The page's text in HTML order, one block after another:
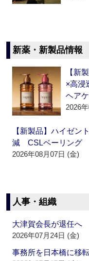
新薬・新製品情報
【新
×高浸
ヘア
2026
【新製品】ハイゼン
減 CSLベーリング
2026年08月07日 (金)
人事・組織
大津賀会長が退任へ
2026年07月24日 (金)
事務所を日本橋に移